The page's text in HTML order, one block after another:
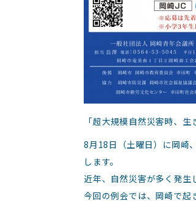
「超大規模自然災害時、
8月18日（土曜日）に岡崎
します。
近年、自然災害が多く発生
今回の例会では、岡崎で起